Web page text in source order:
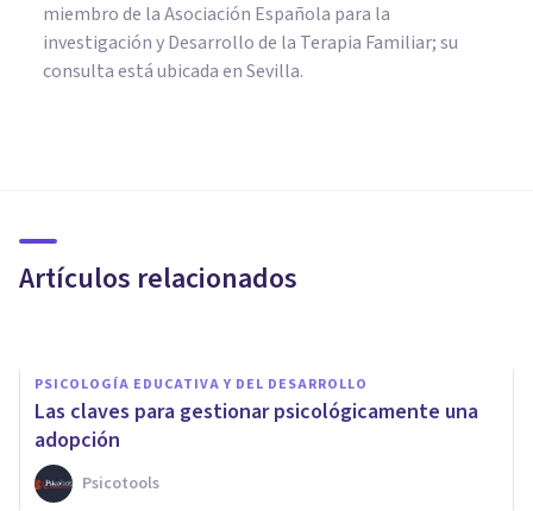
miembro de la Asociación Española para la
investigación y Desarrollo de la Terapia Familiar; su
consulta está ubicada en Sevilla.
Artículos relacionados
niños (paso a paso)
PSICOLOGÍA EDUCATIVA Y DEL DESARROLLO
Las claves para gestionar psicológicamente una
adopción
Psicotools